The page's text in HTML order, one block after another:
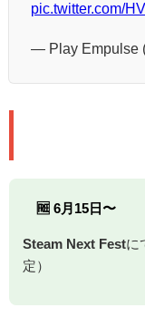
pic.twitter.com/
— Play Empulse
🆓 6月15日〜
Steam Next Festに
定）